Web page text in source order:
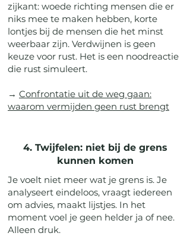
zijkant: woede richting mensen die er
niks mee te maken hebben, korte
lontjes bij de mensen die het minst
weerbaar zijn. Verdwijnen is geen
keuze voor rust. Het is een noodreactie
die rust simuleert.
→ Confrontatie uit de weg gaan:
waarom vermijden geen rust brengt
4. Twijfelen: niet bij de grens
kunnen komen
Je voelt niet meer wat je grens is. Je
analyseert eindeloos, vraagt iedereen
om advies, maakt lijstjes. In het
moment voel je geen helder ja of nee.
Alleen druk.